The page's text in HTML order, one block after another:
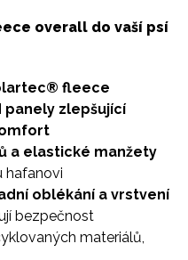
overall do vaší psí
fleece
panely zlepšující
a elastické manžety
hafanovi
oblékání a vrstvení
bezpečnost
materiálů,